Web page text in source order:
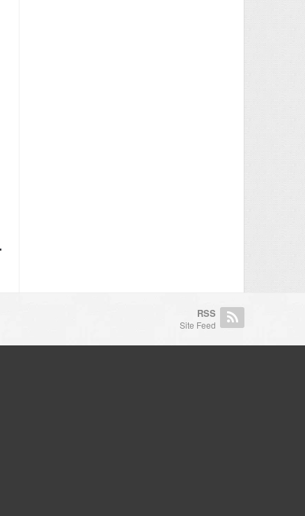
RSS
Site Feed